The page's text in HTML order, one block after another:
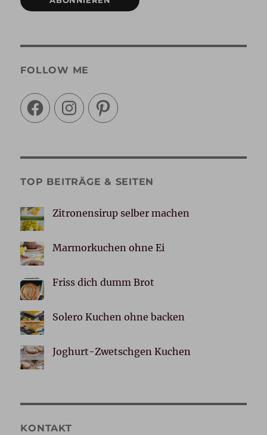
FOLLOW ME
FacebookInstagramPinterest
TOP BEITRÄGE & SEITEN
Zitronensirup selber machen
Marmorkuchen ohne Ei
Friss dich dumm Brot
Solero Kuchen ohne backen
Joghurt-Zwetschgen Kuchen
KONTAKT